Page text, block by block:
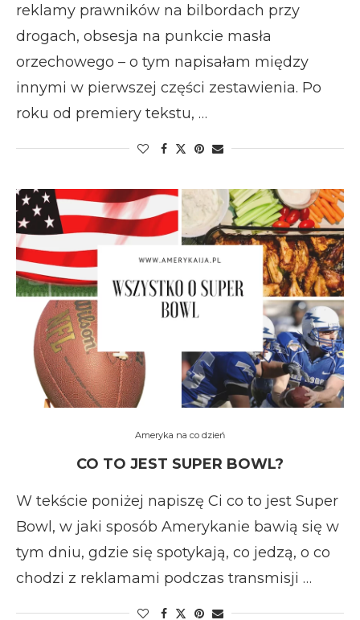
reklamy prawników na bilbordach przy
drogach, obsesja na punkcie masła
orzechowego – o tym napisałam między
innymi w pierwszej części zestawienia. Po
roku od premiery tekstu, …
Ameryka na co dzień
CO TO JEST SUPER BOWL?
W tekście poniżej napiszę Ci co to jest Super
Bowl, w jaki sposób Amerykanie bawią się w
tym dniu, gdzie się spotykają, co jedzą, o co
chodzi z reklamami podczas transmisji …